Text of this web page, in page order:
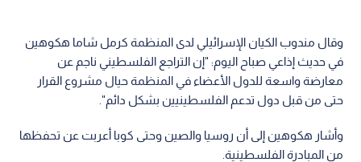
وقال مندوب الكيان الإسرائيلي لدى المنظمة كرمل شاما هكوهين
في حديث إذاعي صباح اليوم: "إن التراجع الفلسطيني ناجم عن
معارضة واسعة للدول الأعضاء في المنظمة حيال مشروع القرار
حتى من قبل دول تدعم الفلسطينيين بشكل دائم".
وأشار هكوهين إلى أن روسيا والصين وحتى كوبا أعربت عن تحفظها
من المبادرة الفلسطينية.